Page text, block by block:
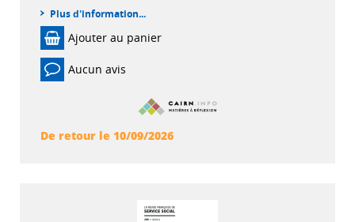
Plus d'information...
Ajouter au panier
Aucun avis
De retour le 10/09/2026